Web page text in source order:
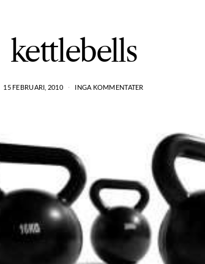
kettlebells
15 FEBRUARI, 2010 INGA KOMMENTATER